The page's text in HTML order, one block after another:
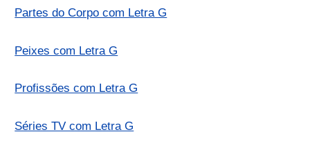
Partes do Corpo com Letra G
Peixes com Letra G
Profissões com Letra G
Séries TV com Letra G